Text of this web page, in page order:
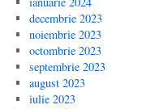
decembrie 2023
noiembrie 2023
octombrie 2023
septembrie 2023
august 2023
iulie 2023